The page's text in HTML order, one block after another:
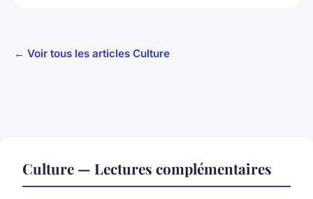
← Voir tous les articles Culture
Culture — Lectures complémentaires